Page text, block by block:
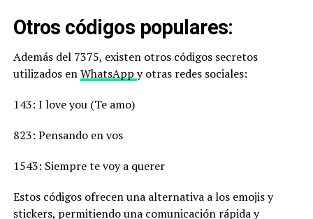
Otros códigos populares:
Además del 7375, existen otros códigos secretos
utilizados enWhatsApp y otras redes sociales:
143: I love you (Te amo)
823: Pensando en vos
1543: Siempre te voy a querer
Estos códigos ofrecen una alternativa a los emojis y
stickers, permitiendo una comunicación rápida y